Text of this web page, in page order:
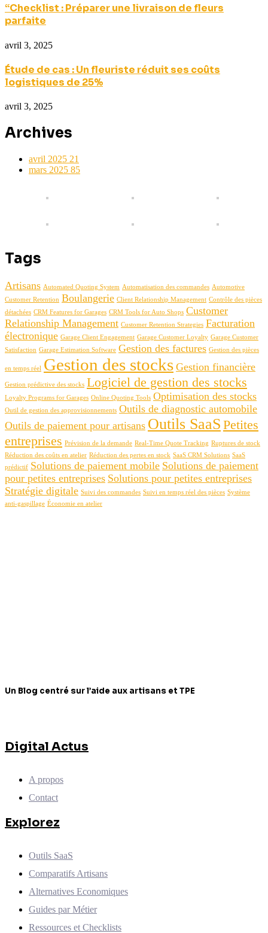
“Checklist : Préparer une livraison de fleurs
parfaite
avril 3, 2025
Étude de cas : Un fleuriste réduit ses coûts
logistiques de 25%
avril 3, 2025
Archives
avril 2025 21
mars 2025 85
Tags
Artisans Automated Quoting System Automatisation des commandes Automotive
Customer Retention Boulangerie Client Relationship Management Contrôle des pièces
détachées CRM Features for Garages CRM Tools for Auto Shops Customer
Relationship Management Customer Retention Strategies Facturation
électronique Garage Client Engagement Garage Customer Loyalty Garage Customer
Satisfaction Garage Estimation Software Gestion des factures Gestion des pièces
en temps réel Gestion des stocks Gestion financière
Gestion prédictive des stocks Logiciel de gestion des stocks
Loyalty Programs for Garages Online Quoting Tools Optimisation des stocks
Outil de gestion des approvisionnements Outils de diagnostic automobile
Outils de paiement pour artisans Outils SaaS Petites
entreprises Prévision de la demande Real-Time Quote Tracking Ruptures de stock
Réduction des coûts en atelier Réduction des pertes en stock SaaS CRM Solutions SaaS
prédictif Solutions de paiement mobile Solutions de paiement
pour petites entreprises Solutions pour petites entreprises
Stratégie digitale Suivi des commandes Suivi en temps réel des pièces Système
anti-gaspillage Économie en atelier
Un Blog centré sur l’aide aux artisans et TPE
Digital Actus
A propos
Contact
Explorez
Outils SaaS
Comparatifs Artisans
Alternatives Economiques
Guides par Métier
Ressources et Checklists